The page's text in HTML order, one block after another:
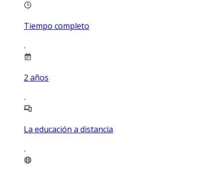
Tiempo completo
2 años
La educación a distancia